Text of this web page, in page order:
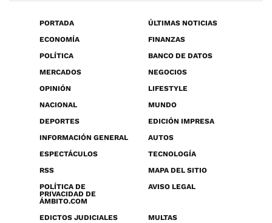
PORTADA
ÚLTIMAS NOTICIAS
ECONOMÍA
FINANZAS
POLÍTICA
BANCO DE DATOS
MERCADOS
NEGOCIOS
OPINIÓN
LIFESTYLE
NACIONAL
MUNDO
DEPORTES
EDICIÓN IMPRESA
INFORMACIÓN GENERAL
AUTOS
ESPECTÁCULOS
TECNOLOGÍA
RSS
MAPA DEL SITIO
POLÍTICA DE
PRIVACIDAD DE
ÁMBITO.COM
AVISO LEGAL
EDICTOS JUDICIALES
MULTAS